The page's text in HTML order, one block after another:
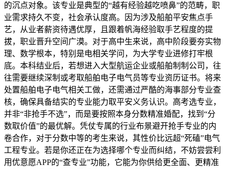
的沉点对象。该专业是典型的“越有经验越吃喷鼻”的范畴，职
业需求持久不变，社会承认度高。因为涉及船舶平安焦点手
艺，从业者薪资待遇优厚，且跟着帆海经验取手艺程度的提
拔，职业晋升空间广漠。对于高中生来说，高中阶段要夯实物
理、数学根本，特别是电相关学问，为大学专业进修打牢根
底。本科结业后，若想进入大型航运企业或船舶制制公司，往
往需要继续深制或考取船舶电子电气员等专业资历证书。将来
处置船舶电子电气相关工做，还需通过严酷的海事部分专业查
核，确保具备结实的专业能力取平安义务认识。高考选专业，
并非“非抢手不选”，而是要按照本身分数精准婚配，找到“分
数取价值”的最优解。凭仗专属的行业布景避开抢手专业的内
卷合作，对于分数中等的考生来说，其性价比远超“死磕”电气
工程专业。若是你还正在为选择哪个专业而纠结，不妨尝尝利
用优意愿APP的“查专业”功能，它能为你供给更全面、更精准